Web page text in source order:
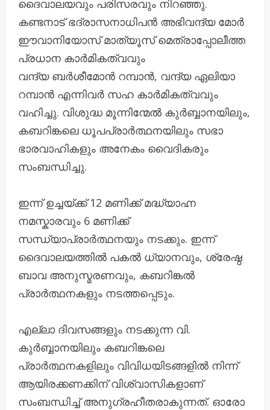
ദൈവാലയവും പരിസരവും നിറഞ്ഞു.
കണ്ടനാട് ഭദ്രാസനാധിപൻ അഭിവന്ദ്യ മോര്‍
ഈവാനിയോസ് മാത്യൂസ് മെത്രാപ്പോലീത്ത
പ്രധാന കാർമികത്വവും
വന്ദ്യ ബർശീമോൻ റമ്പാൻ, വന്ദ്യ ഏലിയാ
റമ്പാൻ എന്നിവർ സഹ കാർമികത്വവും
വഹിച്ചു. വിശുദ്ധ മൂന്നിന്മേൽ കുര്‍ബ്ബാനയിലും,
കബറിങ്കലെ ധൂപപ്രാര്‍ത്ഥനയിലും സഭാ
ഭാരവാഹികളും അനേകം വൈദികരും
സംബന്ധിച്ചു.
ഇന്ന് ഉച്ചയ്ക്ക് 12 മണിക്ക് മദ്ധ്യാഹ്ന
നമസ്കാരവും 6 മണിക്ക്
സന്ധ്യാപ്രാർത്ഥനയും നടക്കും. ഇന്ന്
ദൈവാലയത്തിൽ പകൽ ധ്യാനവും, ശ്രേഷ്ഠ
ബാവ അനുസ്മരണവും, കബറിങ്കൽ
പ്രാർത്ഥനകളും നടത്തപ്പെടും.
എല്ലാ ദിവസങ്ങളും നടക്കുന്ന വി.
കുർബ്ബാനയിലും കബറിങ്കലെ
പ്രാർത്ഥനകളിലും വിവിധയിടങ്ങളിൽ നിന്ന്
ആയിരക്കണക്കിന് വിശ്വാസികളാണ്
സംബന്ധിച്ച് അനുഗ്രഹീതരാകുന്നത്. ഓരോ